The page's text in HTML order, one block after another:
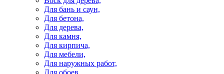
Для бань и саун,
Для бетона,
Для дерева,
Для камня,
Для кирпича,
Для мебели,
Для наружных работ,
Для обоев,